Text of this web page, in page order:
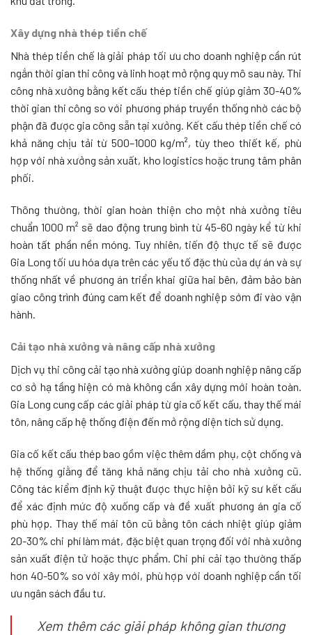
Xây dựng nhà thép tiền chế
Nhà thép tiền chế là giải pháp tối ưu cho doanh nghiệp cần rút
ngắn thời gian thi công và linh hoạt mở rộng quy mô sau này. Thi
công nhà xưởng bằng kết cấu thép tiền chế giúp giảm 30-40%
thời gian thi công so với phương pháp truyền thống nhờ các bộ
phận đã được gia công sẵn tại xưởng. Kết cấu thép tiền chế có
khả năng chịu tải từ 500–1000 kg/m², tùy theo thiết kế, phù
hợp với nhà xưởng sản xuất, kho logistics hoặc trung tâm phân
phối.
Thông thường, thời gian hoàn thiện cho một nhà xưởng tiêu
chuẩn 1000 m² sẽ dao động trung bình từ 45-60 ngày kể từ khi
hoàn tất phần nền móng. Tuy nhiên, tiến độ thực tế sẽ được
Gia Long tối ưu hóa dựa trên các yếu tố đặc thù của dự án và sự
thống nhất về phương án triển khai giữa hai bên, đảm bảo bàn
giao công trình đúng cam kết để doanh nghiệp sớm đi vào vận
hành.
Cải tạo nhà xưởng và nâng cấp nhà xưởng
Dịch vụ thi công cải tạo nhà xưởng giúp doanh nghiệp nâng cấp
cơ sở hạ tầng hiện có mà không cần xây dựng mới hoàn toàn.
Gia Long cung cấp các giải pháp từ gia cố kết cấu, thay thế mái
tôn, nâng cấp hệ thống điện đến mở rộng diện tích sử dụng.
Gia cố kết cấu thép bao gồm việc thêm dầm phụ, cột chống và
hệ thống giằng để tăng khả năng chịu tải cho nhà xưởng cũ.
Công tác kiểm định kỹ thuật được thực hiện bởi kỹ sư kết cấu
để xác định mức độ xuống cấp và đề xuất phương án gia cố
phù hợp. Thay thế mái tôn cũ bằng tôn cách nhiệt giúp giảm
20-30% chi phí làm mát, đặc biệt quan trọng đối với nhà xưởng
sản xuất điện tử hoặc thực phẩm. Chi phí cải tạo thường thấp
hơn 40-50% so với xây mới, phù hợp với doanh nghiệp cần tối
ưu ngân sách đầu tư.
Xem thêm các giải pháp không gian thương